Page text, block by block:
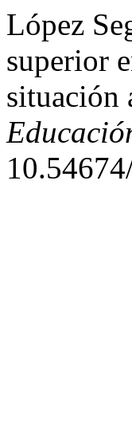
López
superior
situación